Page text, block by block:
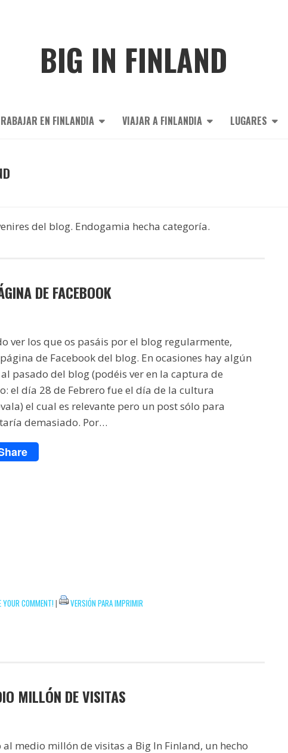
BIG IN FINLAND
EN FINLANDIA VIAJAR A FINLANDIA LUGARES
del blog. Endogamia hecha categoría.
DE FACEBOOK
ver los que os pasáis por el blog regularmente,
de Facebook del blog. En ocasiones hay algún
pasado del blog (podéis ver en la captura de
el día 28 de Febrero fue el día de la cultura
el cual es relevante pero un post sólo para
demasiado. Por…
YOUR COMMENT!| VERSIÓN PARA IMPRIMIR
MILLÓN DE VISITAS
medio millón de visitas a Big In Finland, un hecho